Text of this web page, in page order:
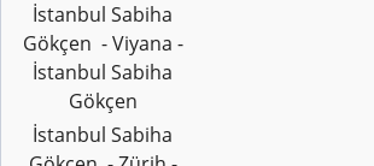
İstanbul Sabiha
Gökçen - Viyana -
İstanbul Sabiha
Gökçen
İstanbul Sabiha